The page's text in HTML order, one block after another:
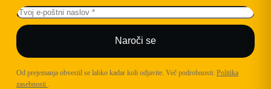
Naroči se
Od prejemanja obvestil se lahko kadar koli odjavite. Več podrobnosti: Politika
zasebnosti